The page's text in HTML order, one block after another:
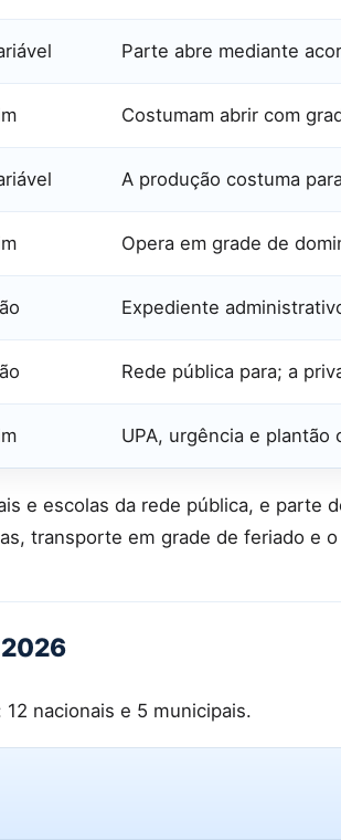
Parte abre mediante
Costumam abrir com
A produção costuma
Opera em grade de
Expediente
Rede pública para; a
UPA, urgência e plantão
e escolas da rede pública, e parte
transporte em grade de feriado e
2026
nacionais e 5 municipais.